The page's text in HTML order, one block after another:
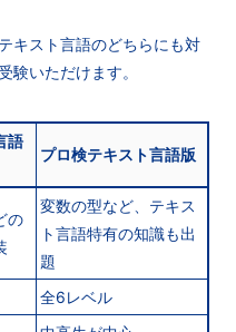
キスト言語のどちらにも対
験いただけます。
語
プロ検テキスト言語版
の
変数の型など、テキス
ト言語特有の知識も出
題
全6レベル